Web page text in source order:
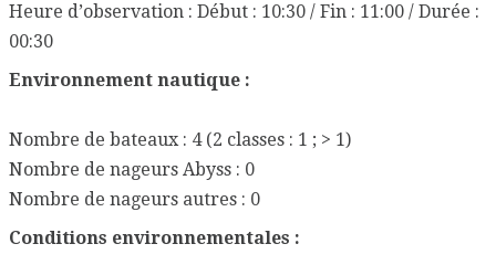
Heure d’observation : Début : 10:30 / Fin : 11:00 / Durée :
00:30
Environnement nautique :
Nombre de bateaux : 4 (2 classes : 1 ; > 1)
Nombre de nageurs Abyss : 0
Nombre de nageurs autres : 0
Conditions environnementales :